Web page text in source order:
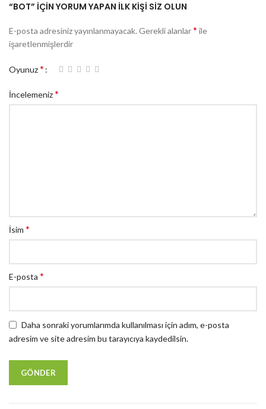
“BOT” IÇIN YORUM YAPAN ILK KIŞI SIZ OLUN
E-posta adresiniz yayınlanmayacak. Gerekli alanlar* ile
işaretlenmişlerdir
Oyunuz*
İncelemeniz*
İsim *
E-posta *
Daha sonraki yorumlarımda kullanılması için adım, e-posta
adresim ve site adresim bu tarayıcıya kaydedilsin.